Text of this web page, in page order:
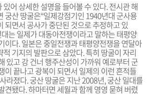
어 상세한 설명을 들어볼 수 있다. 전시관 해
궁산 땅굴은“일제강점기인 1940년대 군사용
되면서 공사가 중단된 것으로 추정하고 있
는 일제가 대동아전쟁이라고 말하는 태평양
이다. 일본은 중일전쟁과 태평양전쟁을 연달아
기지의 발판으로 삼았다. 특히 땅굴이 자리
있고 강 건너 행주산성이 가까워 예로부터 군
이 끝나고 광복이 되면서 일제의 이런 흔적들
라졌다. 궁산 땅굴은 지난 2008년, 궁산 일대를
견됐다. 하마터면 세월과 함께 영영 묻혀 버렸